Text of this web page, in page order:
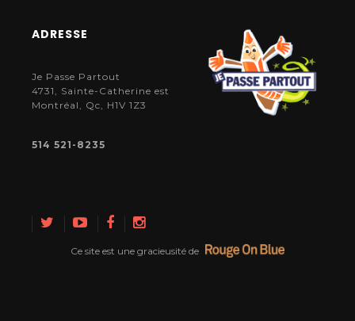
ADRESSE
Je Passe Partout
4731, Sainte-Catherine est
Montréal, Qc, H1V 1Z3
514 521-8235
Ce site est une gracieusité de